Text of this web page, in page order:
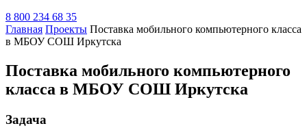
8 800 234 68 35
Главная Проекты Поставка мобильного компьютерного класса
в МБОУ СОШ Иркутска
Поставка мобильного компьютерного
класса в МБОУ СОШ Иркутска
Задача